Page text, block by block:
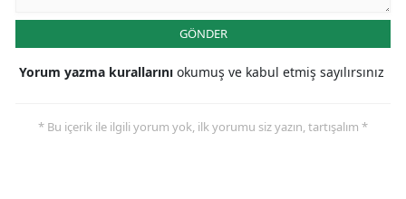
GÖNDER
Yorum yazma kurallarını okumuş ve kabul etmiş sayılırsınız
* Bu içerik ile ilgili yorum yok, ilk yorumu siz yazın, tartışalım *